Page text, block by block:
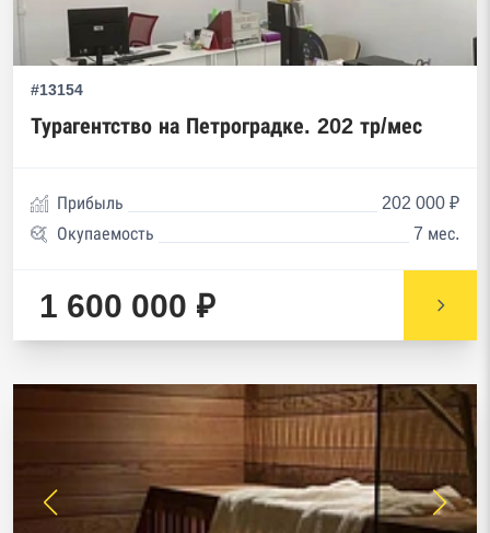
#13154
Турагентство на Петроградке. 202 тр/мес
Прибыль
202 000 ₽
Окупаемость
7 мес.
1 600 000 ₽